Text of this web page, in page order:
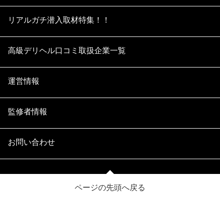
リアルガチ潜入取材特集！！
高級デリヘル口コミ取扱企業一覧
運営情報
監修者情報
お問い合わせ
ページの先頭へ戻る